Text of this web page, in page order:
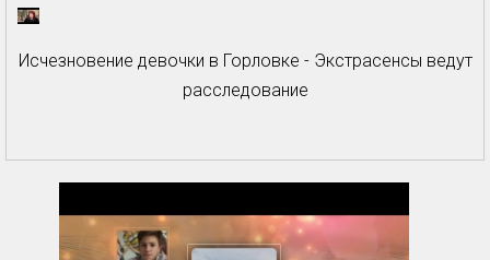
Исчезновение девочки в Горловке - Экстрасенсы ведут
расследование